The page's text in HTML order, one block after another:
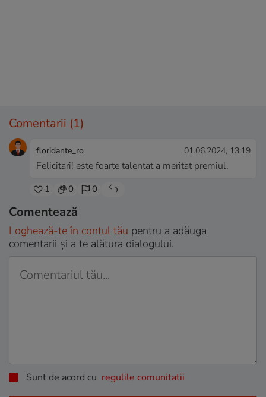
Comentarii (1)
floridante_ro 01.06.2024, 13:19
Felicitari! este foarte talentat a meritat premiul.
1 0 0
Comentează
Loghează-te în contul tău pentru a adăuga
comentarii și a te alătura dialogului.
Sunt de acord cu regulile comunitatii